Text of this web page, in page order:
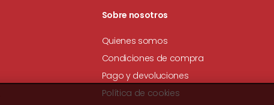
Sobre nosotros
Quienes somos
Condiciones de compra
Pago y devoluciones
Política de cookies